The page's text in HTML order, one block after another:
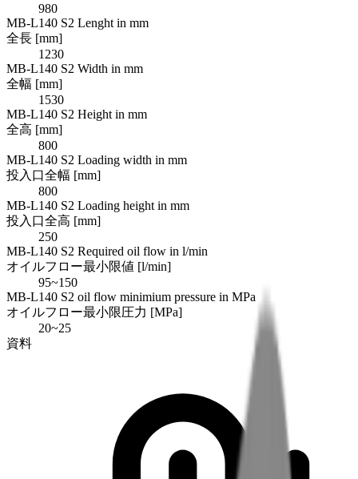
980
MB-L140 S2 Lenght in mm
全長 [mm]
1230
MB-L140 S2 Width in mm
全幅 [mm]
1530
MB-L140 S2 Height in mm
全高 [mm]
800
MB-L140 S2 Loading width in mm
投入口全幅 [mm]
800
MB-L140 S2 Loading height in mm
投入口全高 [mm]
250
MB-L140 S2 Required oil flow in l/min
オイルフロー最小限値 [l/min]
95~150
MB-L140 S2 oil flow minimium pressure in MPa
オイルフロー最小限圧力 [MPa]
20~25
資料